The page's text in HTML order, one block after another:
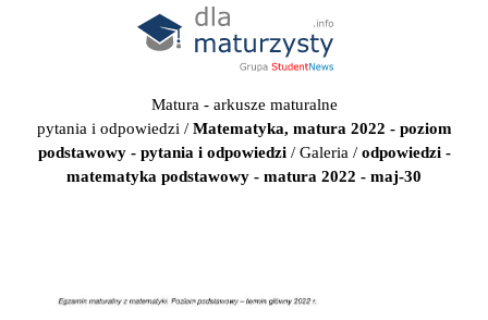
Matura - arkusze maturalne
pytania i odpowiedzi / Matematyka, matura 2022 - poziom
podstawowy - pytania i odpowiedzi/ Galeria / odpowiedzi -
matematyka podstawowy - matura 2022 - maj-30